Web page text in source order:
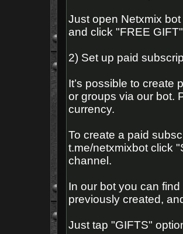
Just open Netxmix
and click "FREE
2) Set up paid
It’s possible to create
or groups via our bot.
currency.
To create a paid
t.me/netxmixbot click
channel.
In our bot you can
previously created,
Just tap "GIFTS"